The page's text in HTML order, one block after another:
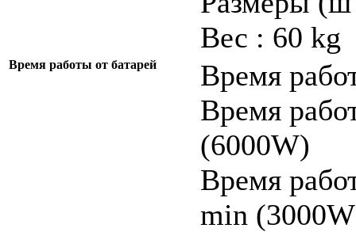
Вес : 60 kg
Время работы от батарей
Время
Время
(6000W)
Время
min